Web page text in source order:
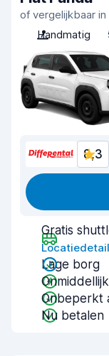
of vergelijkbaar
Handmatig
8,3
Gratis
Lage borg
Onbeperkt
Nu betalen